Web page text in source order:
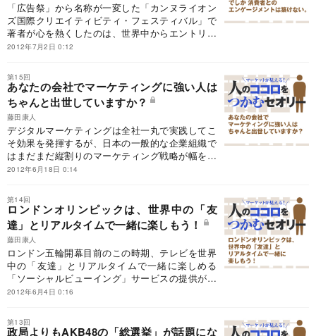
「広告祭」から名称が一変した「カンヌライオン
ズ国際クリエイティビティ・フェスティバル」で
著者が心を熱くしたのは、世界中からエントリー
した数々の目新しい表現手法もさることながら、
識する機会に巡り会えたことだった。
2012年7月2日 0:12
第15回
あなたの会社でマーケティングに強い人は
ちゃんと出世していますか？
藤田康人
デジタルマーケティングは全社一丸で実践してこ
そ効果を発揮するが、日本の一般的な企業組織で
はまだまだ縦割りのマーケティング戦略が幅を利
かせている。その状況をブレークスルーするため
責任者）の存在だ。
2012年6月18日 0:14
第14回
ロンドンオリンピックは、世界中の「友
達」とリアルタイムで一緒に楽しもう！
藤田康人
ロンドン五輪開幕目前のこの時期、テレビを世界
中の「友達」とリアルタイムで一緒に楽しめる
「ソーシャルビューイング」サービスの提供が始
まった。テレビとソーシャルメディアの利点を融
2012年6月4日 0:16
第13回
政局よりもAKB48の「総選挙」が話題にな